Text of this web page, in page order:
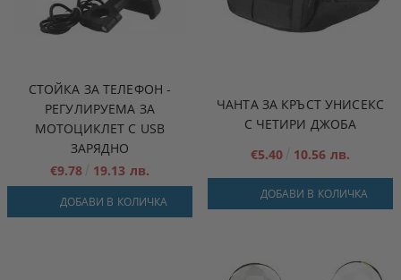
СТОЙКА ЗА ТЕЛЕФОН -
РЕГУЛИРУЕМА ЗА
МОТОЦИКЛЕТ С USB
ЗАРЯДНО
€9.78
19.13 лв.
ДОБАВИ В КОЛИЧКА
ЧАНТА ЗА КРЪСТ УНИСЕКС
С ЧЕТИРИ ДЖОБА
€5.40
10.56 лв.
ДОБАВИ В КОЛИЧКА